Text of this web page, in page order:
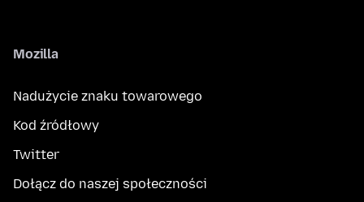
Mozilla
Nadużycie znaku towarowego
Kod źródłowy
Twitter
Dołącz do naszej społeczności